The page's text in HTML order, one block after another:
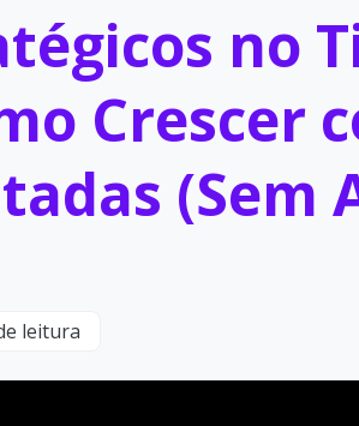
no
Crescer
(Sem
leitura